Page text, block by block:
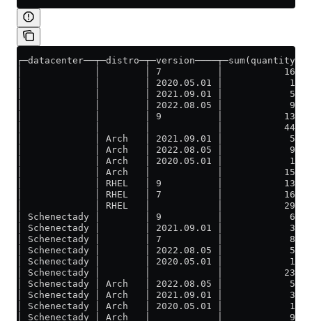
┌─datacenter──┬─distro─┬─version────┬─sum(quantity)─┐
│             │        │ 7          │           160 │
│             │        │ 2020.05.01 │            15 │
│             │        │ 2021.09.01 │            50 │
│             │        │ 2022.08.05 │            90 │
│             │        │ 9          │           130 │
│             │        │            │           445 │
│             │ Arch   │ 2021.09.01 │            50 │
│             │ Arch   │ 2022.08.05 │            90 │
│             │ Arch   │ 2020.05.01 │            15 │
│             │ Arch   │            │           155 │
│             │ RHEL   │ 9          │           130 │
│             │ RHEL   │ 7          │           160 │
│             │ RHEL   │            │           290 │
│ Schenectady │        │ 9          │            60 │
│ Schenectady │        │ 2021.09.01 │            30 │
│ Schenectady │        │ 7          │            80 │
│ Schenectady │        │ 2022.08.05 │            50 │
│ Schenectady │        │ 2020.05.01 │            10 │
│ Schenectady │        │            │           230 │
│ Schenectady │ Arch   │ 2022.08.05 │            50 │
│ Schenectady │ Arch   │ 2021.09.01 │            30 │
│ Schenectady │ Arch   │ 2020.05.01 │            10 │
│ Schenectady │ Arch   │            │            90 │